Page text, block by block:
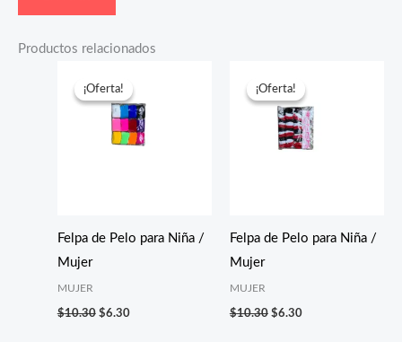
Productos relacionados
¡Oferta!
¡Oferta!
Felpa de Pelo para Niña /
Mujer
MUJER
$10.30
precio
original
era:
$10.30.
$6.30
actual
es:
$6.30.
¡Oferta!
¡Oferta!
Felpa de Pelo para Niña /
Mujer
MUJER
$10.30
precio
original
era:
$10.30.
$6.30
actual
es:
$6.30.